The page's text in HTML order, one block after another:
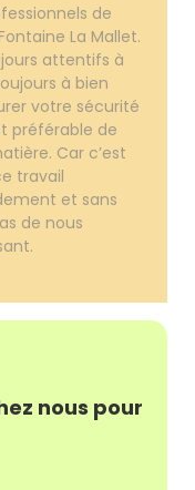
de
La Mallet.
attentifs à
à bien
votre sécurité
préférable de
Car c’est
travail
et sans
de nous
nous pour